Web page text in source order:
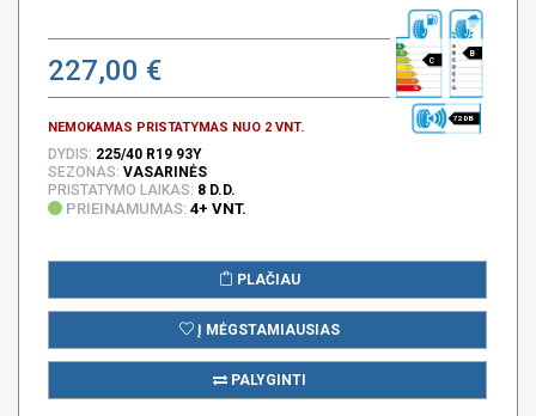
227,00 €
NEMOKAMAS PRISTATYMAS NUO 2 VNT.
C
B
72 DB
DYDIS: 225/40 R19 93Y
SEZONAS: VASARINĖS
PRISTATYMO LAIKAS: 8 D.D.
PRIEINAMUMAS: 4+ VNT.
PLAČIAU
Į MĖGSTAMIAUSIAS
PALYGINTI